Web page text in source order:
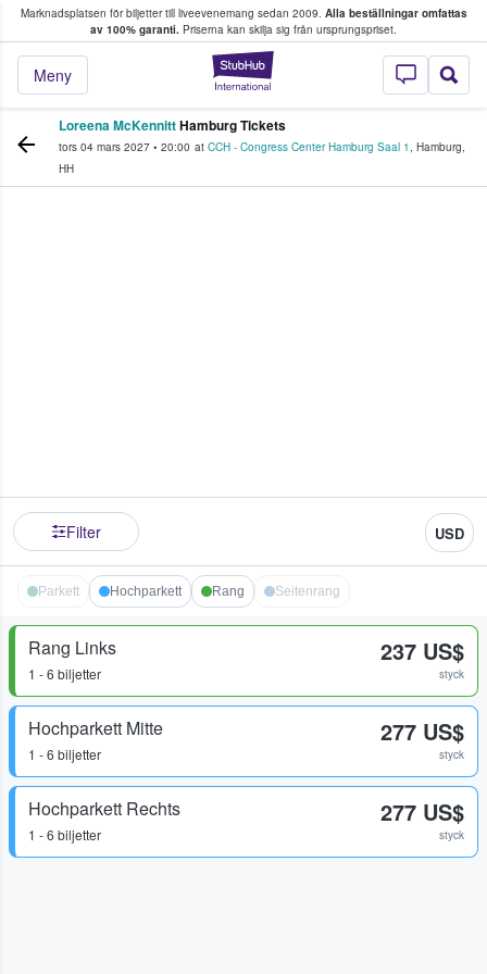
Marknadsplatsen för biljetter till liveevenemang sedan 2009. Alla beställningar omfattas
av 100% garanti. Priserna kan skilja sig från ursprungspriset.
StubHub – där
Meny
köper och säljer biljetter.
Loreena McKennittHamburg Tickets
tors 04 mars 2027 • 20:00 at CCH - Congress Center Hamburg Saal 1, Hamburg,
HH
Filter USD
Parkett Hochparkett Rang Seitenrang
Rang Links
1 - 6 biljetter
237 US$
styck
Hochparkett Mitte
1 - 6 biljetter
277 US$
styck
Hochparkett Rechts
1 - 6 biljetter
277 US$
styck